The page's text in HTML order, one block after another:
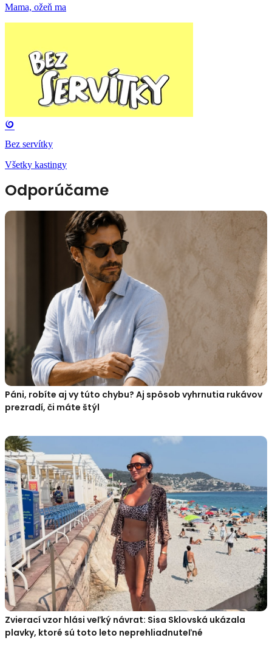
Mama, ožeň ma
Bez servítky
Všetky kastingy
Odporúčame
Páni, robíte aj vy túto chybu? Aj spôsob vyhrnutia rukávov
prezradí, či máte štýl
Zvierací vzor hlási veľký návrat: Sisa Sklovská ukázala
plavky, ktoré sú toto leto neprehliadnuteľné